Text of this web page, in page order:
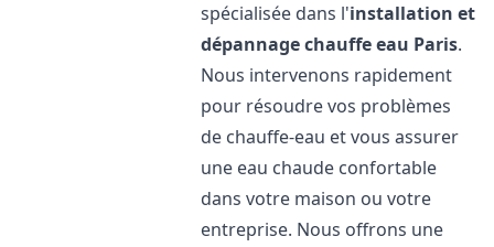
spécialisée dans l'installation et
dépannage chauffe eau Paris.
Nous intervenons rapidement
pour résoudre vos problèmes
de chauffe-eau et vous assurer
une eau chaude confortable
dans votre maison ou votre
entreprise. Nous offrons une